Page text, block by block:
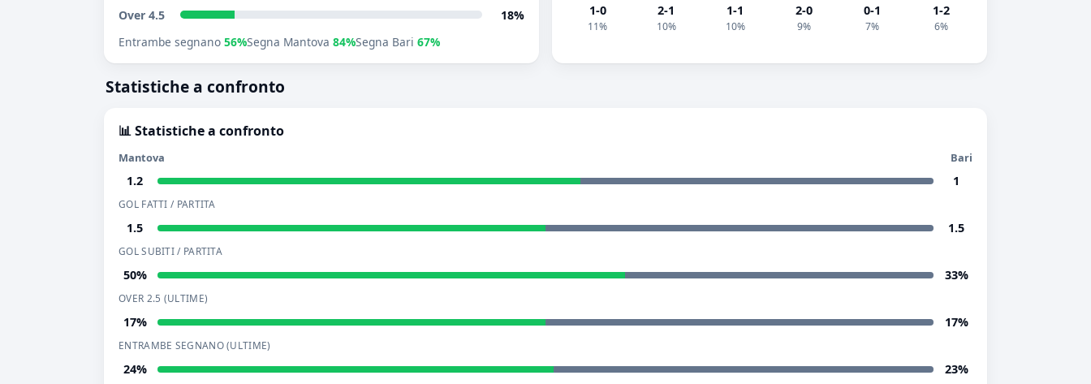
Over 4.5
18%
Entrambe segnano 56%Segna Mantova 84%Segna Bari 67%
1-0
11%
2-1
10%
1-1
10%
2-0
9%
0-1
7%
1-2
6%
Statistiche a confronto
📊 Statistiche a confronto
Mantova Bari
1.2 1
GOL FATTI / PARTITA
1.5 1.5
GOL SUBITI / PARTITA
50% 33%
OVER 2.5 (ULTIME)
17% 17%
ENTRAMBE SEGNANO (ULTIME)
24% 23%